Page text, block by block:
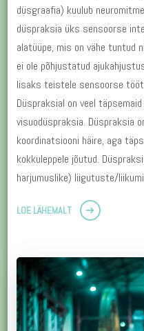
düsgraafia) kuulub
düspraksia üks sensoorse
alatüüpe, mis on vähe tuntud
ei ole põhjustatud
lisaks teistele sensoorse
Düspraksial on veel
visuodüspraksia. Düspraksia
koordinatsiooni häire, aga
kokkuleppele jõutud.
harjumuslike) liigutuste/
LOE LÄHEMALT